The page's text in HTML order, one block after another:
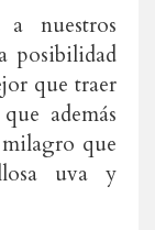
nuestros
posibilidad
que traer
además
que
uva y